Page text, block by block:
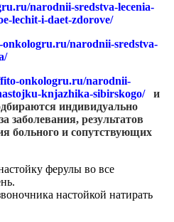
narodnii-sredstva-lecenia-
lechit-i-daet-zdorove/
narodnii-sredstva-
onkologru.ru/narodnii-
knjazhika-sibirskogo/
и
индивидуально
заболевания, результатов
больного и сопутствующих
ферулы во все
настойкой натирать